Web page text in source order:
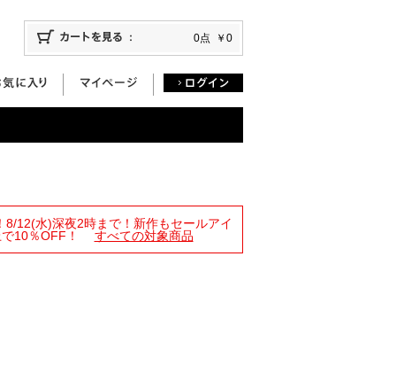
0点 ￥0
8/12(水)深夜2時まで！新作もセールアイ
10％OFF！
すべての対象商品